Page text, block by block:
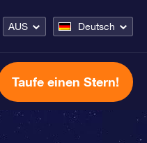
AUS Deutsch
Taufe einen Stern!